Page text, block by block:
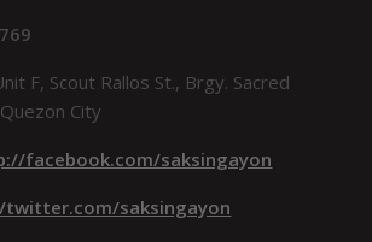
F, Scout Rallos St., Brgy. Sacred
City
facebook.com/saksingayon
saksingayon